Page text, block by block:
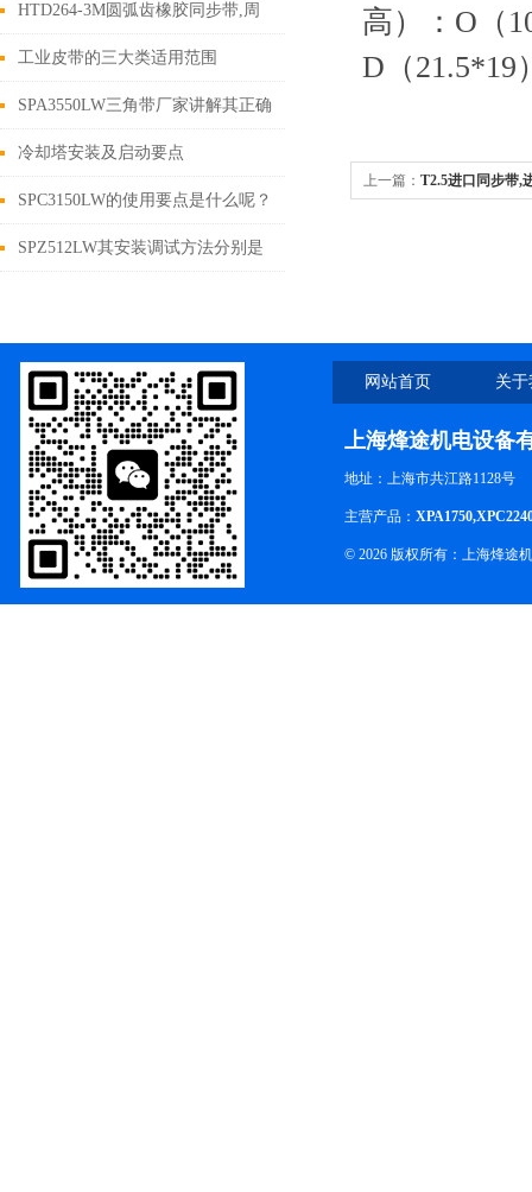
HTD264-3M圆弧齿橡胶同步带,周
长264mm
工业皮带的三大类适用范围
SPA3550LW三角带厂家讲解其正确
选择及使用要点
冷却塔安装及启动要点
SPC3150LW的使用要点是什么呢？
SPZ512LW其安装调试方法分别是
高）：O（
D（21.5*19
上一篇： T2.5进口同步带,
网站首页 关
上海烽途机电设备
地址：上海市共江路1128号
主营产品：
© 2026 版权所有：上海烽途